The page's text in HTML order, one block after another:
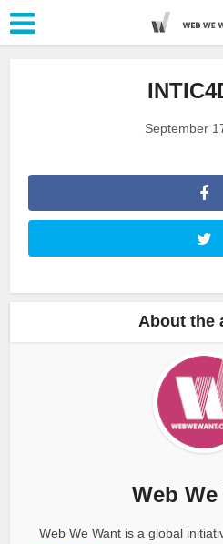
September
About the
Web
Web We Want is a global